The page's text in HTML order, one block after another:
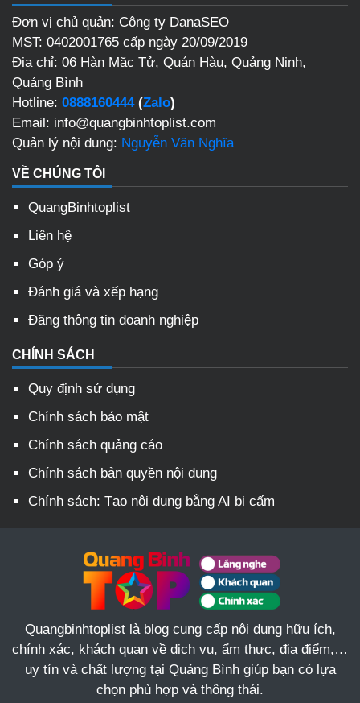
Đơn vị chủ quản: Công ty DanaSEO
MST: 0402001765 cấp ngày 20/09/2019
Địa chỉ: 06 Hàn Mặc Tử, Quán Hàu, Quảng Ninh,
Quảng Bình
Hotline: 0888160444(Zalo)
Email: info@quangbinhtoplist.com
Quản lý nội dung: Nguyễn Văn Nghĩa
VỀ CHÚNG TÔI
QuangBinhtoplist
Liên hệ
Góp ý
Đánh giá và xếp hạng
Đăng thông tin doanh nghiệp
CHÍNH SÁCH
Quy định sử dụng
Chính sách bảo mật
Chính sách quảng cáo
Chính sách bản quyền nội dung
Chính sách: Tạo nội dung bằng AI bị cấm
Quangbinhtoplist là blog cung cấp nội dung hữu ích,
chính xác, khách quan về dịch vụ, ẩm thực, địa điểm,…
uy tín và chất lượng tại Quảng Bình giúp bạn có lựa
chọn phù hợp và thông thái.